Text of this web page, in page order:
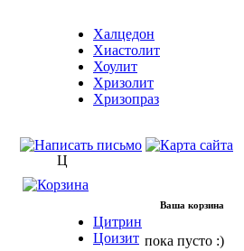
Ваша корзина
пока пусто :)
Халцедон
Хиастолит
Хоулит
Хризолит
Хризопраз
Ц
Цитрин
Цоизит